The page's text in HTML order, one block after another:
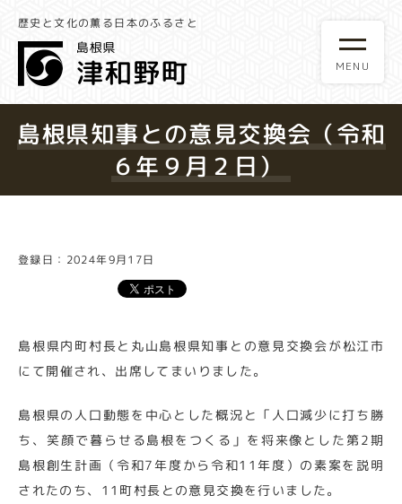
歴史と文化の薫る日本のふるさと
島根県知事との意見交換会（令和
６年９月２日）
登録日：2024年9月17日
島根県内町村長と丸山島根県知事との意見交換会が松江市
にて開催され、出席してまいりました。
島根県の人口動態を中心とした概況と「人口減少に打ち勝
ち、笑顔で暮らせる島根をつくる」を将来像とした第2期
島根創生計画（令和7年度から令和11年度）の素案を説明
されたのち、11町村長との意見交換を行いました。